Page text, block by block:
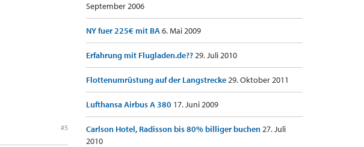
#5
September 2006
NY fuer 225€ mit BA6. Mai 2009
Erfahrung mit Flugladen.de??29. Juli 2010
Flottenumrüstung auf der Langstrecke29. Oktober 2011
Lufthansa Airbus A 380 17. Juni 2009
Carlson Hotel, Radisson bis 80% billiger buchen27. Juli
2010